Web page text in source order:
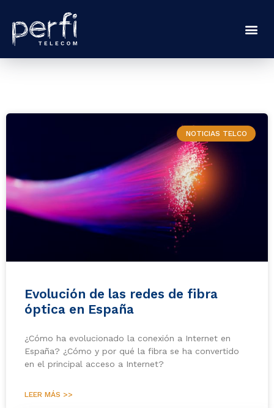
NOTICIAS TELCO
Evolución de las redes de fibra
óptica en España
¿Cómo ha evolucionado la conexión a Internet en
España? ¿Cómo y por qué la fibra se ha convertido
en el principal acceso a Internet?
LEER MÁS >>